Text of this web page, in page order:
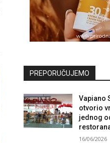
PREPORUČUJEMO
Vapiano
otvorio
jednog
16/06/2026